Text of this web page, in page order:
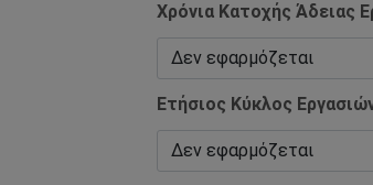
Χρόνια Κατοχής Άδειας
Ετήσιος Κύκλος